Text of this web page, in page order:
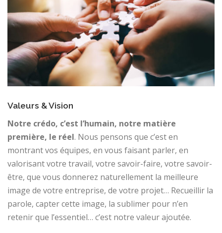
Valeurs & Vision
Notre crédo, c’est l’humain, notre matière
première, le réel. Nous pensons que c’est en
montrant vos équipes, en vous faisant parler, en
valorisant votre travail, votre savoir-faire, votre savoir-
être, que vous donnerez naturellement la meilleure
image de votre entreprise, de votre projet… Recueillir la
parole, capter cette image, la sublimer pour n’en
retenir que l’essentiel… c’est notre valeur ajoutée.